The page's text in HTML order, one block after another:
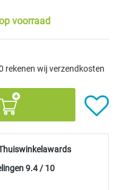
voorraad
rekenen wij verzendkosten
9.4 / 10